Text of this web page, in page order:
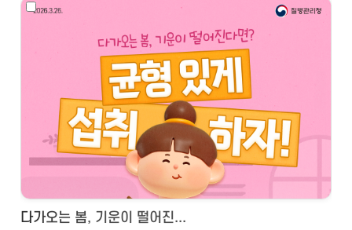
다가오는 봄, 기운이 떨어진...